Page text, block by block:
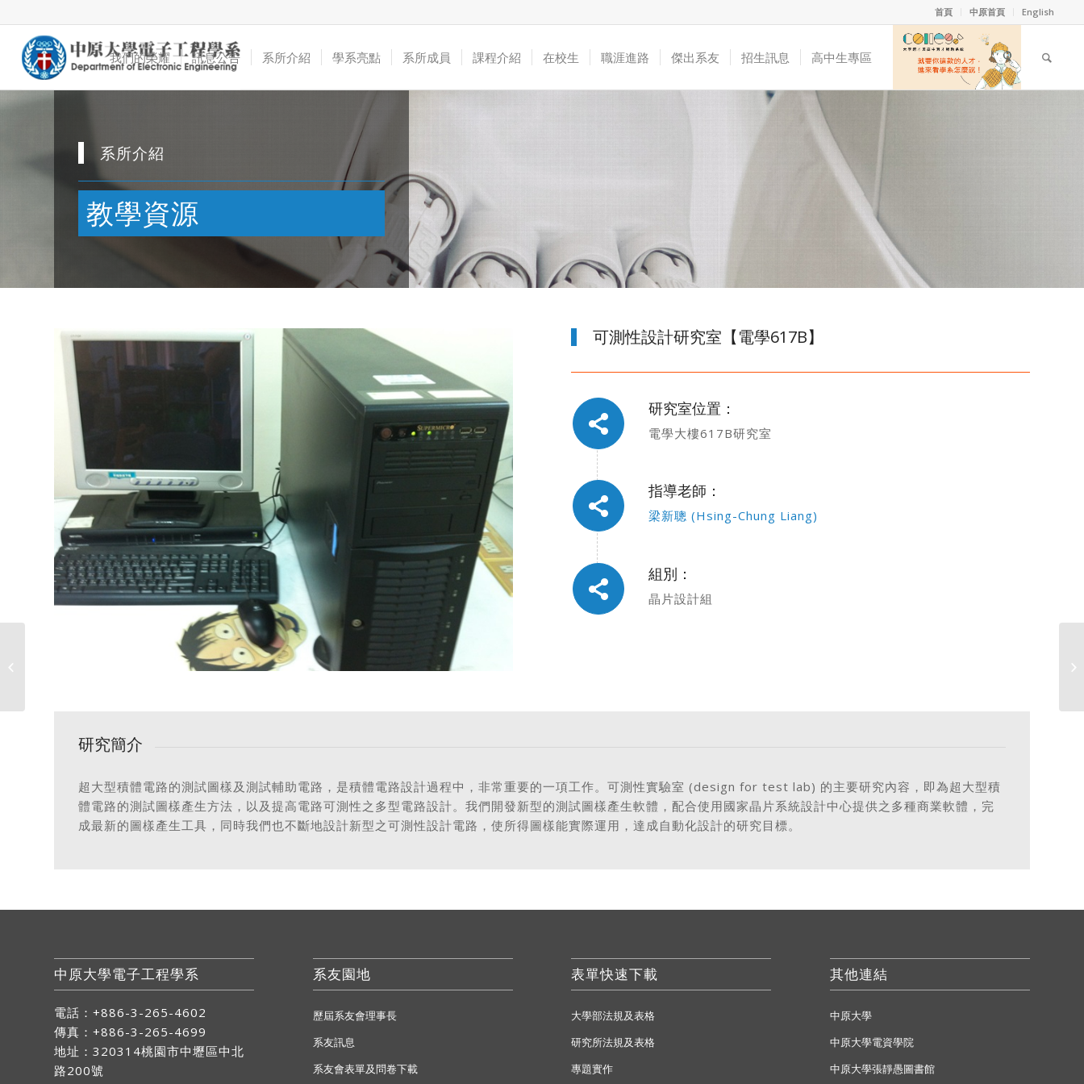
首頁 中原首頁 English
我們的榮耀 訊息公告 系所介紹 學系亮點 系所成員 課程介紹 在校生 職涯進路 傑出系友 招生訊息 高中生專區
系所介紹
教學資源
可測性設計研究室【電學617B】
研究室位置：
電學大樓617B研究室
指導老師：
梁新聰 (Hsing-Chung Liang)
組別：
晶片設計組
研究簡介
超大型積體電路的測試圖樣及測試輔助電路，是積體電路設計過程中，非常重要的一項工作。可測性實驗室 (design for test lab) 的主要研究內容，即為超大型積
體電路的測試圖樣產生方法，以及提高電路可測性之多型電路設計。我們開發新型的測試圖樣產生軟體，配合使用國家晶片系統設計中心提供之多種商業軟體，完
成最新的圖樣產生工具，同時我們也不斷地設計新型之可測性設計電路，使所得圖樣能實際運用，達成自動化設計的研究目標。
中原大學電子工程學系
電話：+886-3-265-4602
傳真：+886-3-265-4699
地址： 320314桃園市中壢區中北
路200號
系友園地
歷屆系友會理事長
系友訊息
系友會表單及問卷下載
表單快速下載
大學部法規及表格
研究所法規及表格
專題實作
其他連結
中原大學
中原大學電資學院
中原大學張靜愚圖書館